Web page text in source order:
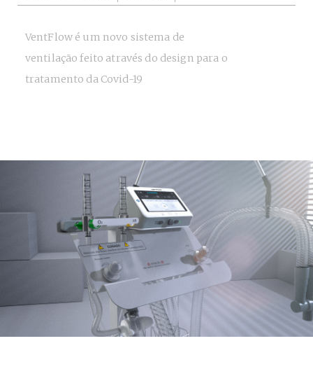
VentFlow é um novo sistema de
ventilação feito através do design para o
tratamento da Covid-19